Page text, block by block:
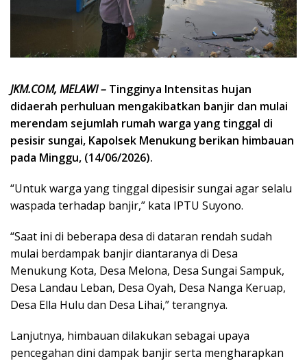
JKM.COM, MELAWI – Tingginya Intensitas hujan
didaerah perhuluan mengakibatkan banjir dan mulai
merendam sejumlah rumah warga yang tinggal di
pesisir sungai, Kapolsek Menukung berikan himbauan
pada Minggu, (14/06/2026).
“Untuk warga yang tinggal dipesisir sungai agar selalu
waspada terhadap banjir,” kata IPTU Suyono.
“Saat ini di beberapa desa di dataran rendah sudah
mulai berdampak banjir diantaranya di Desa
Menukung Kota, Desa Melona, Desa Sungai Sampuk,
Desa Landau Leban, Desa Oyah, Desa Nanga Keruap,
Desa Ella Hulu dan Desa Lihai,” terangnya.
Lanjutnya, himbauan dilakukan sebagai upaya
pencegahan dini dampak banjir serta mengharapkan